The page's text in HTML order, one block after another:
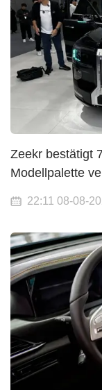
Zeekr bestätigt
Modellpalette
22:11 08-08-